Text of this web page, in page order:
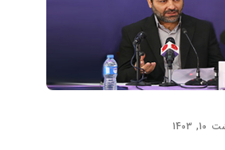
1403